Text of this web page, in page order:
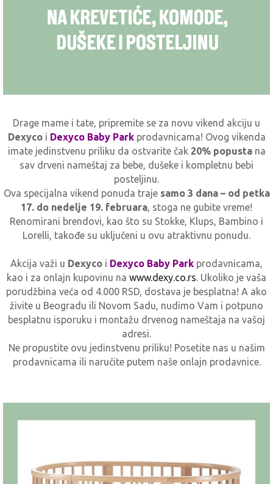
Drage mame i tate, pripremite se za novu vikend akciju u
Dexycoi Dexyco Baby Parkprodavnicama! Ovog vikenda
imate jedinstvenu priliku da ostvarite čak 20% popustana
sav drveni nameštaj za bebe, dušeke i kompletnu bebi
posteljinu.
Ova specijalna vikend ponuda traje samo 3 dana – od petka
17. do nedelje 19. februara, stoga ne gubite vreme!
Renomirani brendovi, kao što su Stokke, Klups, Bambino i
Lorelli, takođe su uključeni u ovu atraktivnu ponudu.
Akcija važi u Dexyco i Dexyco Baby Park prodavnicama,
kao i za onlajn kupovinu na www.dexy.co.rs. Ukoliko je vaša
porudžbina veća od 4.000 RSD, dostava je besplatna! A ako
živite u Beogradu ili Novom Sadu, nudimo Vam i potpuno
besplatnu isporuku i montažu drvenog nameštaja na vašoj
adresi.
Ne propustite ovu jedinstvenu priliku! Posetite nas u našim
prodavnicama ili naručite putem naše onlajn prodavnice.